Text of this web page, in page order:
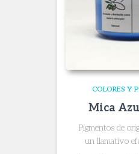
COLORES Y
Mica
Pigmentos de
un llamativo